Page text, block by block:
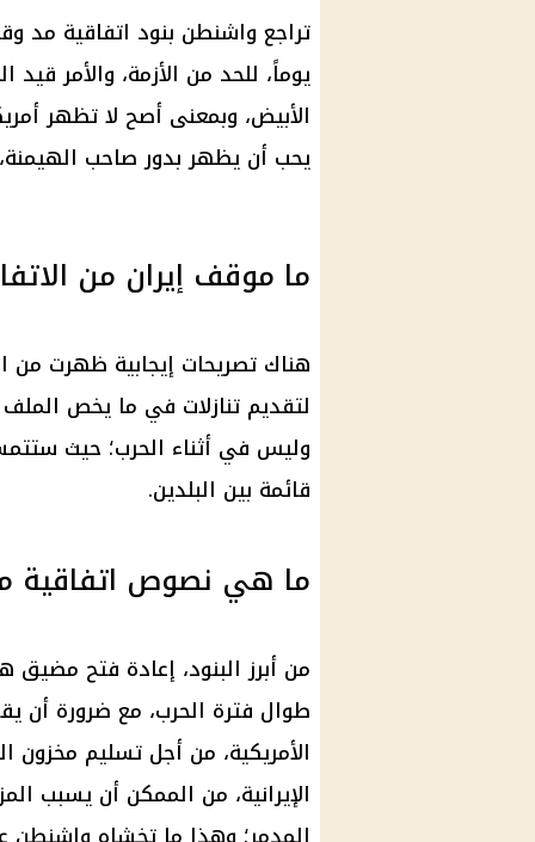
يوماً، للحد من الأزمة، والأمر
الأبيض، وبمعنى أصح لا تظهر
يحب أن يظهر بدور صاحب
ما موقف إيران من
هناك تصريحات إيجابية ظهرت من
لتقديم تنازلات في ما يخص
وليس في أثناء الحرب؛ حيث
قائمة بين البلدين.
ما هي نصوص اتفاقية
من أبرز البنود، إعادة فتح مضيق
طوال فترة الحرب، مع ضرورة أن
الأمريكية، من أجل تسليم مخزون
الإيرانية، من الممكن أن يسبب